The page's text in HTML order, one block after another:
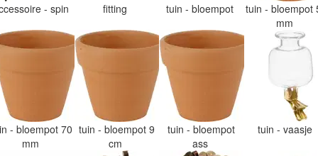
- spin fitting tuin - bloempot
tuin - bloempot
mm
- bloempot 70
mm
tuin - bloempot 9
cm
tuin - bloempot
ass
tuin - vaasje